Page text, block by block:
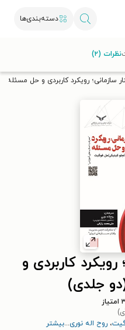
دسته‌بندی‌ها
کن.
سازمانی؛ رویکرد کاربردی و حل مسئله
کاربردی و
جلدی)
، روح اله نوری...بیشتر
نظرات (۲)